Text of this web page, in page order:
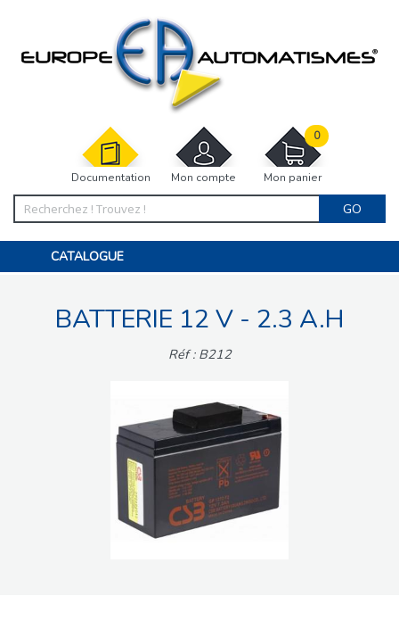
Documentation Mon compte Mon panier
0
GO
CATALOGUE
MOTORISATIONS
ACCESSOIRES ET ELECTRONIQUES
INTERPHONES VISIOPHONES
BATTERIE 12 V - 2.3 A.H
Réf : B212